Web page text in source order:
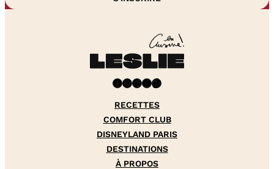
Facebook InstagramPinterest YouTube TikTok
RECETTES
COMFORT CLUB
DISNEYLAND PARIS
DESTINATIONS
À PROPOS